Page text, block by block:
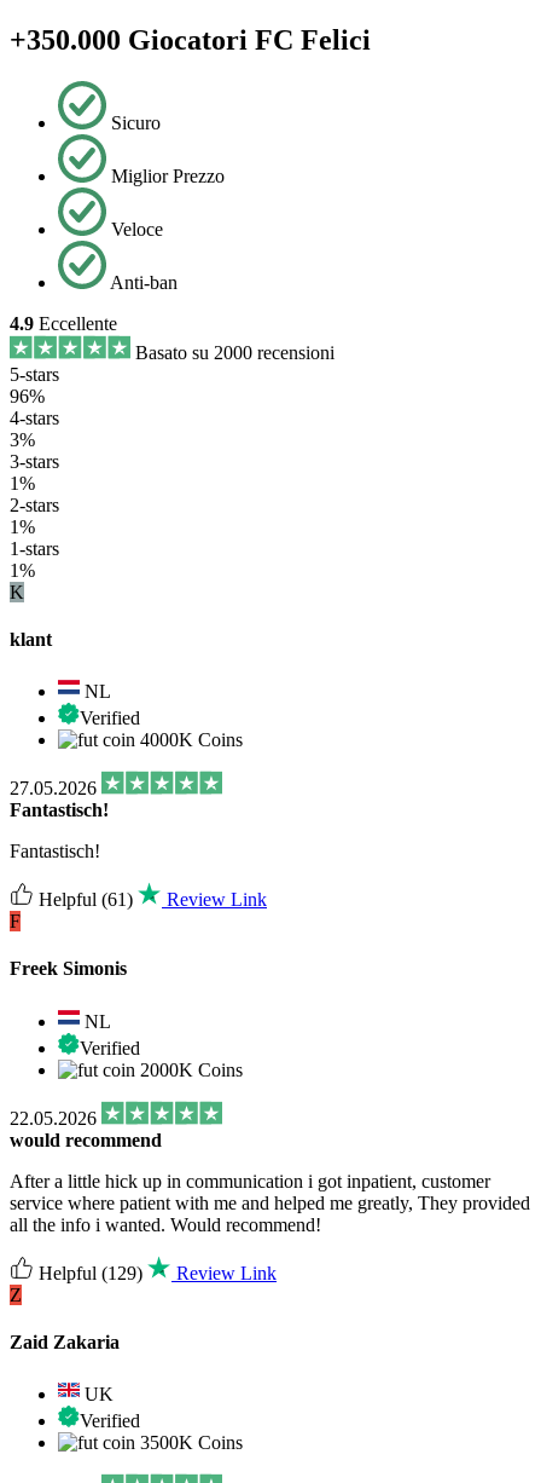
+350.000 Giocatori FC Felici
Sicuro
Miglior Prezzo
Veloce
Anti-ban
4.9 Eccellente
Basato su 2000 recensioni
5-stars
96%
4-stars
3%
3-stars
1%
2-stars
1%
1-stars
1%
K
klant
NL
Verified
4000K Coins
27.05.2026
Fantastisch!
Fantastisch!
Helpful (61)
Review Link
F
Freek Simonis
NL
Verified
2000K Coins
22.05.2026
would recommend
After a little hick up in communication i got inpatient, customer
service where patient with me and helped me greatly, They provided
all the info i wanted. Would recommend!
Helpful (129)
Review Link
Z
Zaid Zakaria
UK
Verified
3500K Coins